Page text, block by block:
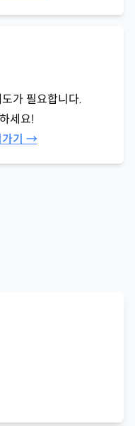
가 필요합니다.
세요!
가기 →